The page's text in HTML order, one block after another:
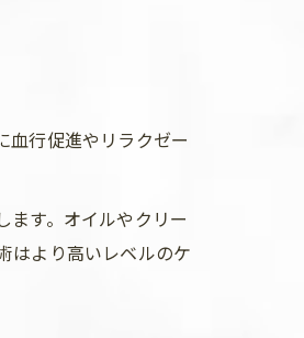
血行促進やリラクゼー
ます。オイルやクリー
はより高いレベルのケ